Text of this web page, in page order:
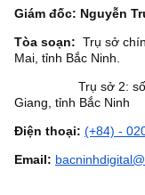
Giám đốc: Nguyễn
Tòa soạn: Trụ sở
Mai, tỉnh Bắc Ninh.
Trụ sở 2: số 49
Giang, tỉnh Bắc Ninh
Điện thoại: (+84) -
Email: